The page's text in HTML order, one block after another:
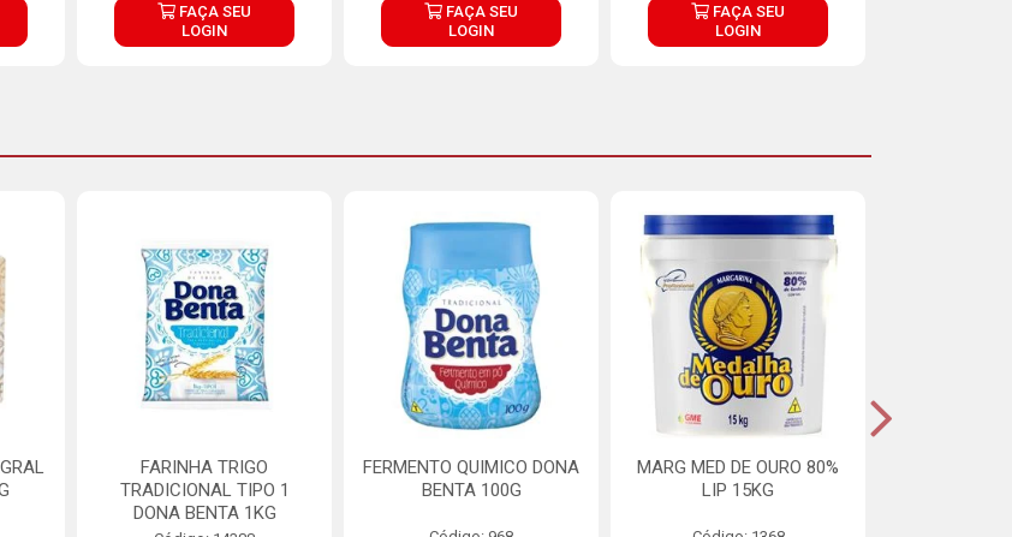
FAÇA SEU
LOGIN
FAÇA SEU
LOGIN
FAÇA SEU
LOGIN
FARINHA TRIGO
TRADICIONAL TIPO 1
DONA BENTA 1KG
FERMENTO QUIMICO DONA
BENTA 100G
MARG MED DE OURO 80%
LIP 15KG